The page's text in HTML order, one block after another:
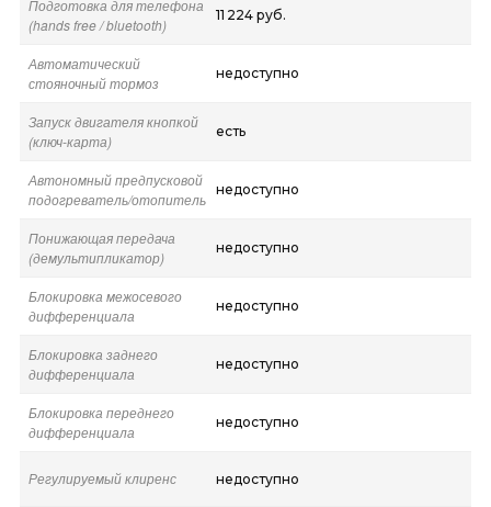
Подготовка для телефона
(hands free / bluetooth)
11 224 руб.
Автоматический
стояночный тормоз
недоступно
Запуск двигателя кнопкой
(ключ-карта)
есть
Автономный предпусковой
подогреватель/отопитель
недоступно
Понижающая передача
(демультипликатор)
недоступно
Блокировка межосевого
дифференциала
недоступно
Блокировка заднего
дифференциала
недоступно
Блокировка переднего
дифференциала
недоступно
Регулируемый клиренс недоступно